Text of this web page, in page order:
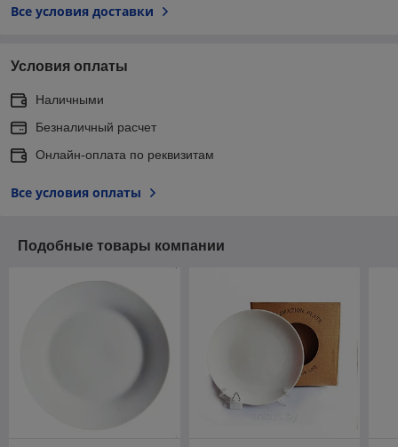
Все условия доставки
Условия оплаты
Наличными
Безналичный расчет
Онлайн-оплата по реквизитам
Все условия оплаты
Подобные товары компании